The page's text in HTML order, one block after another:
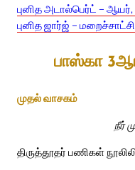
புனித அடால்பெர்ட் –
புனித ஜார்ஜ் –
பாஸ்கா
முதல் வாசகம்
நீர்
திருத்தூதர் பணிகள்